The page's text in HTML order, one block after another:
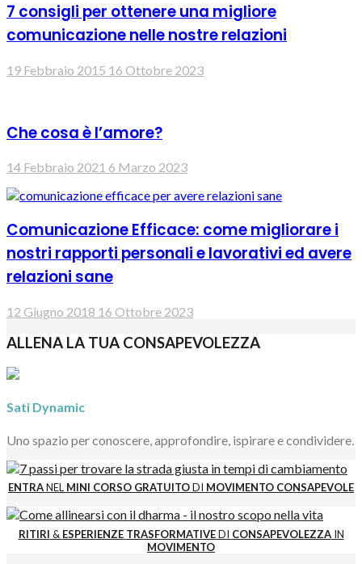
7 consigli per ottenere una migliore
comunicazione nelle nostre relazioni
19 Febbraio 2015 16 Ottobre 2023
Che cosa è l’amore?
14 Febbraio 2021 6 Marzo 2023
Comunicazione Efficace: come migliorare i
nostri rapporti personali e lavorativi ed avere
relazioni sane
12 Giugno 2018 16 Ottobre 2023
ALLENA LA TUA CONSAPEVOLEZZA
Sati Dynamic
Uno spazio per conoscere, approfondire, ispirare e condividere.
ENTRANEL MINI CORSO GRATUITODI MOVIMENTO CONSAPEVOLE
RITIRI & ESPERIENZE TRASFORMATIVEDI CONSAPEVOLEZZAIN
MOVIMENTO